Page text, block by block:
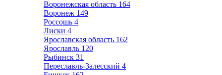
Воронежская область 164
Воронеж 149
Россошь 4
Лиски 4
Ярославская область 162
Ярославль 120
Рыбинск 31
Переславль-Залесский 4